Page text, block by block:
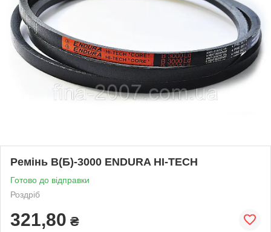
Ремінь В(Б)-3000 ENDURA HI-TECH
Готово до відправки
Роздріб
321,80 ₴